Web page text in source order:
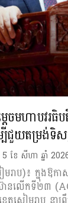
ណែត ក្រើនរំ
រកួតប្រជែង
សញ្ញាបត្រដែរ
6 ខែ សីហា ឆ្នាំ 2026
េចមហាបវ
បីជួយតម្រង់ទិ
5 ខែ សីហា ឆ្នាំ
រាប)៖ ក្នុងឱក
ានលើកទី២៣